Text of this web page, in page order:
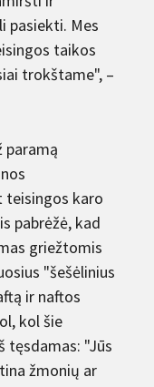
pasiekti. Mes
taikos
trokštame", –
paramą
teisingos karo
pabrėžė, kad
griežtomis
"šešėlinius
ir naftos
kol šie
tęsdamas: "Jūs
žmonių ar